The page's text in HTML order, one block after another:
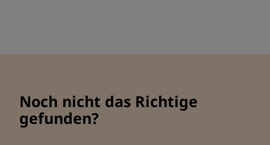
Noch nicht das Richtige
gefunden?